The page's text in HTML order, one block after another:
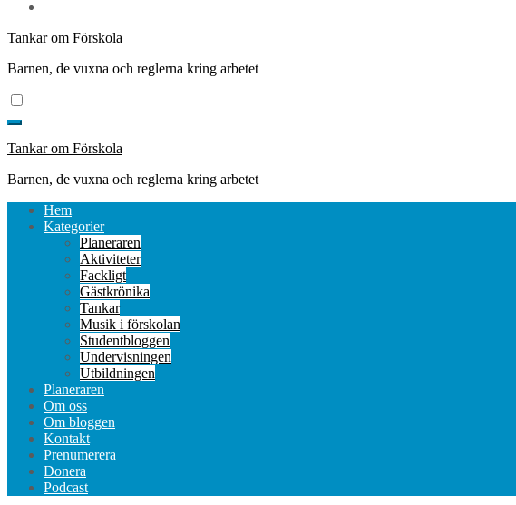
Tankar om Förskola
Barnen, de vuxna och reglerna kring arbetet
Tankar om Förskola
Barnen, de vuxna och reglerna kring arbetet
Hem
Kategorier
Planeraren
Aktiviteter
Fackligt
Gästkrönika
Tankar
Musik i förskolan
Studentbloggen
Undervisningen
Utbildningen
Planeraren
Om oss
Om bloggen
Kontakt
Prenumerera
Donera
Podcast